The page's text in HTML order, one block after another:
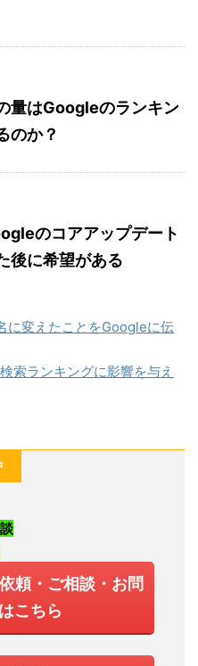
量はGoogleのランキン
のか？
のコアアップデート
後に希望がある
に変えたことをGoogleに伝
索ランキングに影響を与え
頼・ご相談・お問
こちら